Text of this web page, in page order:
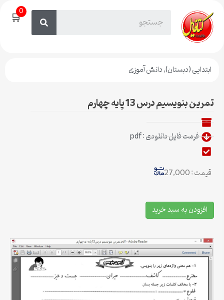
🛒0
ابتدایی (دبستان),دانش آموزی
تمرین بنویسیم درس 13 پایه چهارم
فرمت فایل دانلودی : pdf
قیمت : 27,000
افزودن به سبد خرید